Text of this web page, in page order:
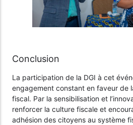
Conclusion
La participation de la DGI à cet
engagement constant en faveur de
fiscal. Par la sensibilisation et
renforcer la culture fiscale et
adhésion des citoyens au système